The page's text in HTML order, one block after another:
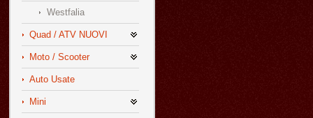
Westfalia
Quad / ATV NUOVI
Moto / Scooter
Auto Usate
Mini